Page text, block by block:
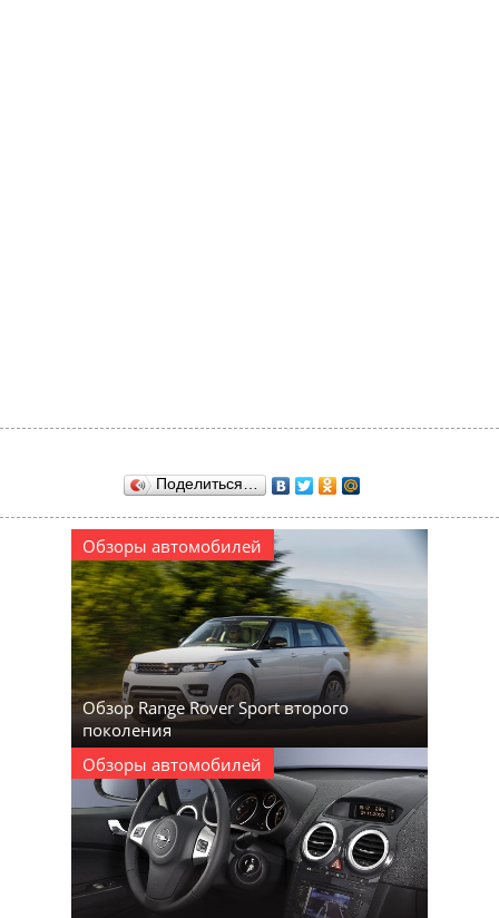
Поделиться…
Обзоры автомобилей
Обзор Range Rover Sport второго
поколения
Обзоры автомобилей